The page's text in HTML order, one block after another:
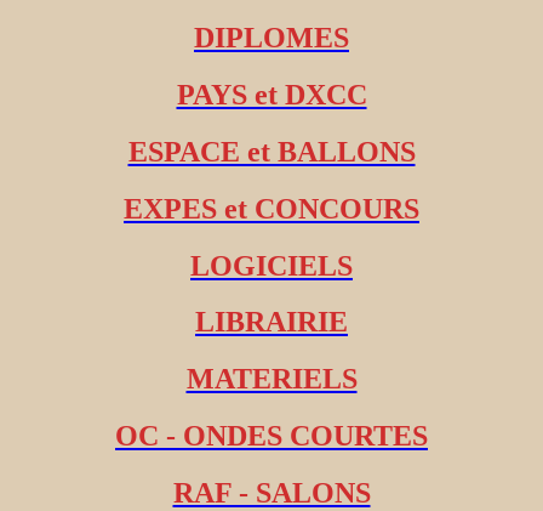
DIPLOMES
PAYS et DXCC
ESPACE et BALLONS
EXPES et CONCOURS
LOGICIELS
LIBRAIRIE
MATERIELS
OC - ONDES COURTES
RAF - SALONS